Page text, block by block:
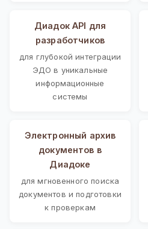
Диадок API для
разработчиков
для глубокой интеграции
ЭДО в уникальные
информационные
системы
Электронный архив
документов в
Диадоке
для мгновенного поиска
документов и подготовки
к проверкам